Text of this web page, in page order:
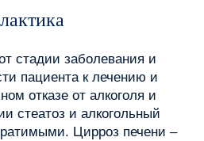
стадии заболевания и
пациента к лечению и
отказе от алкоголя и
стеатоз и алкогольный
Цирроз печени –